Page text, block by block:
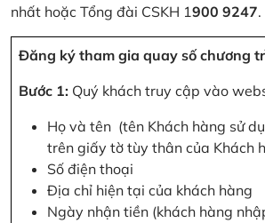
nhất hoặc Tổng đài CSKH 1900 9247.
Đăng ký tham gia quay số chương
Bước 1: Quý khách truy cập vào
Họ và tên (tên Khách hàng sử
trên giấy tờ tùy thân của Khách
Số điện thoại
Địa chỉ hiện tại của khách hàng
Ngày nhận tiền (khách hàng